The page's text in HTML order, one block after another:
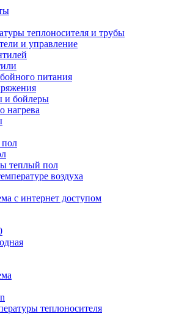
теплоносителя и трубы
и управление
питания
и бойлеры
нагрева
теплый пол
воздуха
с интернет доступом
теплоносителя